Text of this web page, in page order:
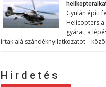
Gyulán építi
Helicopters
gyárat, a
írtak alá szándéknyilatkozatot –
H i r d e t é s